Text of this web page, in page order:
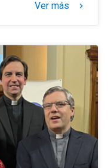
Ver más keyboard_arrow_right